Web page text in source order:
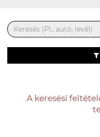
A keresési